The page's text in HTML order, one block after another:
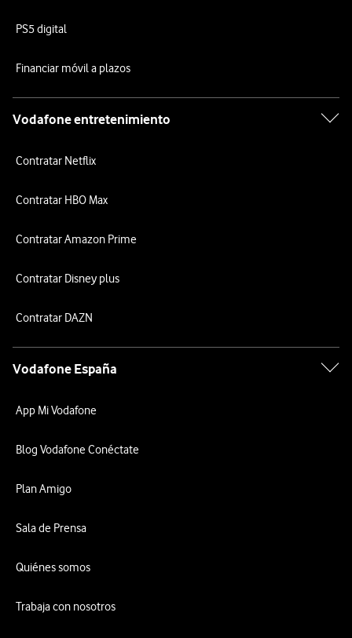
PS5 digital
Financiar móvil a plazos
Vodafone entretenimiento
Contratar Netflix
Contratar HBO Max
Contratar Amazon Prime
Contratar Disney plus
Contratar DAZN
Vodafone España
App Mi Vodafone
Blog Vodafone Conéctate
Plan Amigo
Sala de Prensa
Quiénes somos
Trabaja con nosotros